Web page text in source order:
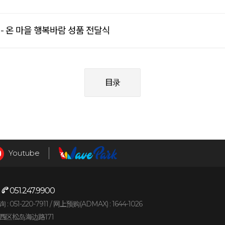
온 마을 행복바람 성품 전달식
目录
Youtube
051.247.9900
: 051-220-7911 / 网上预购(ADMAX) : 1644-1026
区松岛海边路171